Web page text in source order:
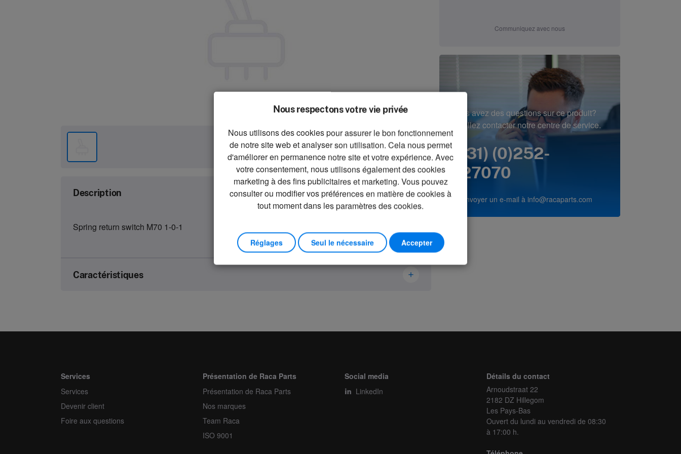
zoom_in
Description
Spring return switch M70 1-0-1
Caractéristiques
Article number
2303770
Unit
Piece
Minimum order quantity
1
Order multiple
Communiquez avec nous
Vous avez des questions sur ce produit?
Veuillez contacter notre centre de service.
(+31) (0)252-
227070
ou envoyer un e-mail à info@racaparts.com
Nous respectons votre vie privée
Nous utilisons des cookies pour assurer le bon fonctionnement
de notre site web et analyser son utilisation. Cela nous permet
d'améliorer en permanence notre site et votre expérience. Avec
votre consentement, nous utilisons également des cookies
marketing à des fins publicitaires et marketing. Vous pouvez
consulter ou modifier vos préférences en matière de cookies à
tout moment dans les paramètres des cookies.
Réglages Seul le nécessaire Accepter
Services
Services
Devenir client
Foire aux questions
Présentation de Raca Parts
Présentation de Raca Parts
Nos marques
Team Raca
ISO 9001
Social media
LinkedIn
Détails du contact
Arnoudstraat 22
2182 DZ Hillegom
Les Pays-Bas
Ouvert du lundi au vendredi de 08:30
à 17:00 h.